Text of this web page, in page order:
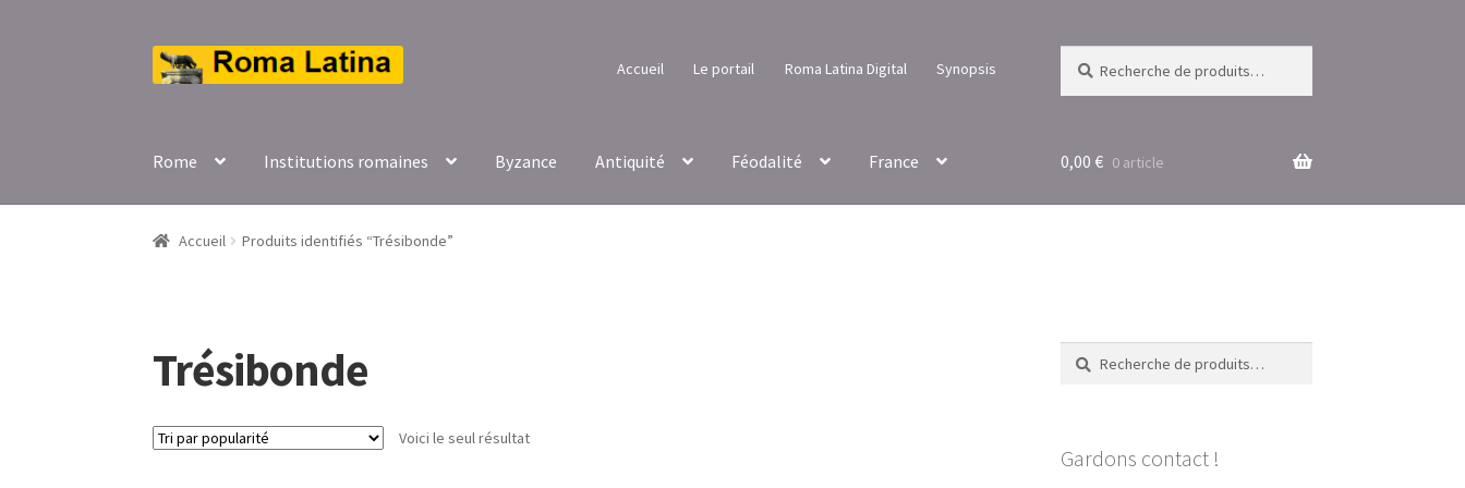
Aller
à
Aller
au
Accueil Le portail Roma Latina Digital Synopsis
pour :
Rome Institutions romaines Byzance Antiquité Féodalité France 0,00 € 0 article
Accueil Produits identifiés “Trésibonde”
Trésibonde
Voici le seul résultat
Recherche
pour :
Recherche
Gardons contact !